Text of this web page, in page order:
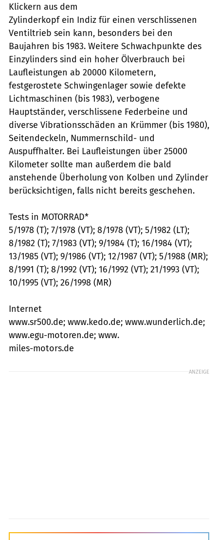
Klickern aus dem
Zylinderkopf ein Indiz für einen verschlissenen
Ventiltrieb sein kann, besonders bei den
Baujahren bis 1983. Weitere Schwachpunkte des
Einzylinders sind ein hoher Ölverbrauch bei
Laufleistungen ab 20000 Kilometern,
festgerostete Schwingenlager sowie defekte
Lichtmaschinen (bis 1983), verbogene
Hauptständer, verschlissene Federbeine und
diverse Vibrationsschäden an Krümmer (bis 1980),
Seitendeckeln, Nummernschild- und
Auspuffhalter. Bei Laufleistungen über 25000
Kilometer sollte man außerdem die bald
anstehende Überholung von Kolben und Zylinder
berücksichtigen, falls nicht bereits geschehen.
Tests in MOTORRAD*
5/1978 (T); 7/1978 (VT); 8/1978 (VT); 5/1982 (LT);
8/1982 (T); 7/1983 (VT); 9/1984 (T); 16/1984 (VT);
13/1985 (VT); 9/1986 (VT); 12/1987 (VT); 5/1988 (MR);
8/1991 (T); 8/1992 (VT); 16/1992 (VT); 21/1993 (VT);
10/1995 (VT); 26/1998 (MR)
Internet
www.sr500.de; www.kedo.de; www.wunderlich.de;
www.egu-motoren.de; www.
miles-motors.de
ANZEIGE